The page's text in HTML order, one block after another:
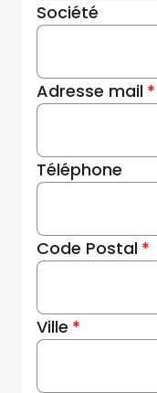
Société
Adresse mail
Téléphone
Code Postal
Ville